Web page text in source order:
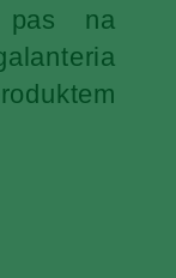
pas na